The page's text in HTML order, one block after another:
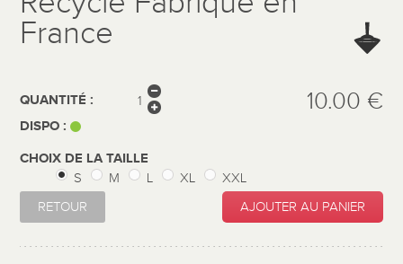
France
QUANTITÉ :
DISPO :
10.00 €
CHOIX DE LA TAILLE
S M L XL
XXL
RETOUR
AJOUTER AU PANIER